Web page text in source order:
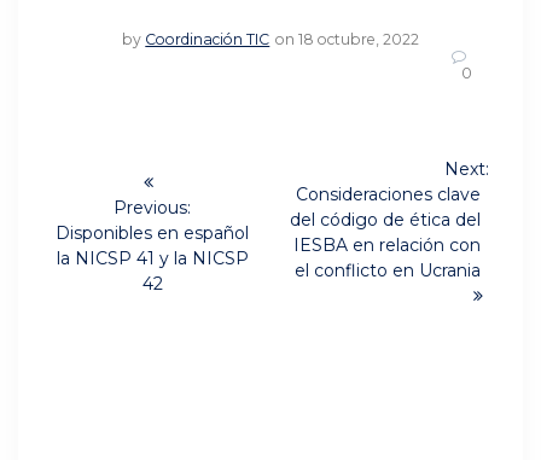
by Coordinación TIC on 18 octubre, 2022
0
entradas
Previous:
Previous
post:
Disponibles en español
la NICSP 41 y la NICSP
42
Next:
Next
post:
Consideraciones clave
del código de ética del
IESBA en relación con
el conflicto en Ucrania